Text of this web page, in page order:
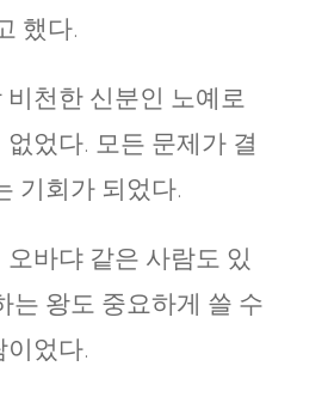
했다.
비천한 신분인 노예로
었다. 모든 문제가 결
기회가 되었다.
바댜 같은 사람도 있
는 왕도 중요하게 쓸 수
이었다.